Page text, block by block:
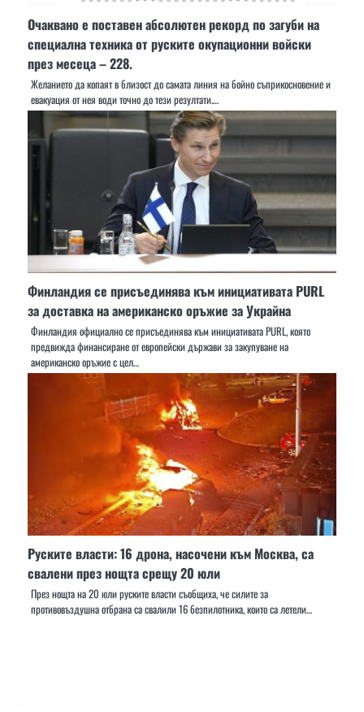
Очаквано е поставен абсолютен рекорд по загуби на
специална техника от руските окупационни войски
през месеца – 228.
Желанието да копаят в близост до самата линия на бойно съприкосновение и
евакуация от нея води точно до тези резултати.…
Финландия се присъединява към инициативата PURL
за доставка на американско оръжие за Украйна
Финландия официално се присъединява към инициативата PURL, която
предвижда финансиране от европейски държави за закупуване на
американско оръжие с цел…
Руските власти: 16 дрона, насочени към Москва, са
свалени през нощта срещу 20 юли
През нощта на 20 юли руските власти съобщиха, че силите за
противовъздушна отбрана са свалили 16 безпилотника, които са летели…